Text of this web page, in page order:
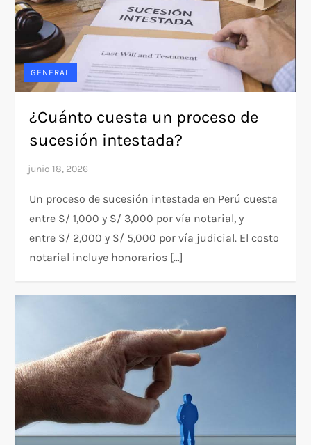
GENERAL
¿Cuánto cuesta un proceso de
sucesión intestada?
Un proceso de sucesión intestada en Perú cuesta
entre S/ 1,000 y S/ 3,000 por vía notarial, y
entre S/ 2,000 y S/ 5,000 por vía judicial. El costo
notarial incluye honorarios […]